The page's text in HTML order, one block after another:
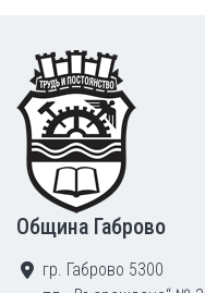
Footer
Община Габрово
гр. Габрово 5300